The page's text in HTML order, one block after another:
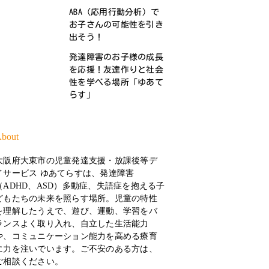
ABA（応用行動分析）で
お子さんの可能性を引き
出そう！
発達障害のお子様の成長
を応援！友達作りと社会
性を学べる場所「ゆあて
らす」
阪府大東市の児童発達支援・放課後等デ
サービス ゆあてらすは、発達障害
ADHD、ASD）多動症、失語症を抱える子
もたちの未来を照らす場所。児童の特性
理解したうえで、遊び、運動、学習をバ
ンスよく取り入れ、自立した生活能力
、コミュニケーション能力を高める療育
力を注いでいます。ご不安のある方は、
相談ください。